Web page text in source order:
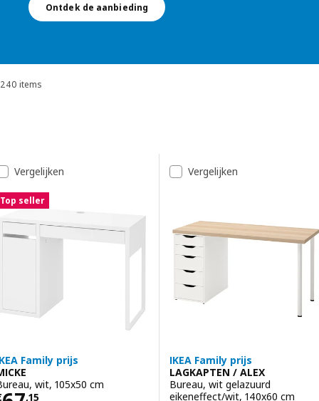
Ontdek de aanbieding
Sorteren en filteren
240 items
Resultatenlijst
Vergelijken
Top seller
Family prijs
wit, 105x50 cm
,15
Vergelijken
IKEA Family prijs
LAGKAPTEN / ALEX
Bureau, wit gelazuurd
eikeneffect/wit, 140x60 cm